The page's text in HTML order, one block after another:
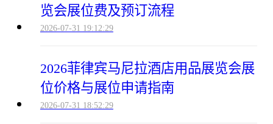
览会展位费及预订流程
2026-07-31 19:12:29
2026菲律宾马尼拉酒店用品展览会展
位价格与展位申请指南
2026-07-31 18:52:29